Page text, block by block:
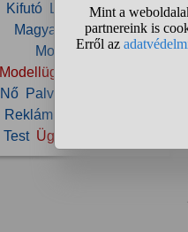
Kifutó
Lány
Magasság
Magyarország Méret
Model
Modell
Modellügynökség
Nő Palvin Barbara
Reklám
Test Ügynökség